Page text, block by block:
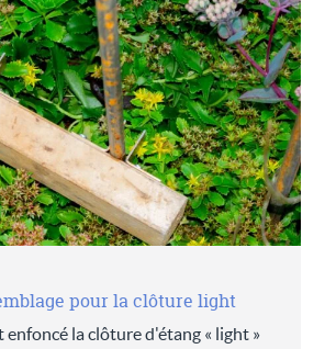
pour la clôture light
enfoncé la clôture d'étang « light »